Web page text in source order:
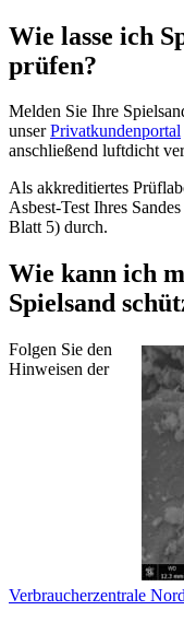
Wie lasse ich
prüfen?
Melden Sie Ihre
unserPrivatkundenportal
anschließend luftdicht
Als akkreditiertes
Asbest-Test Ihres
Blatt 5) durch.
Wie kann ich
Spielsand
Folgen Sie den
Hinweisen der
Verbraucherzentrale